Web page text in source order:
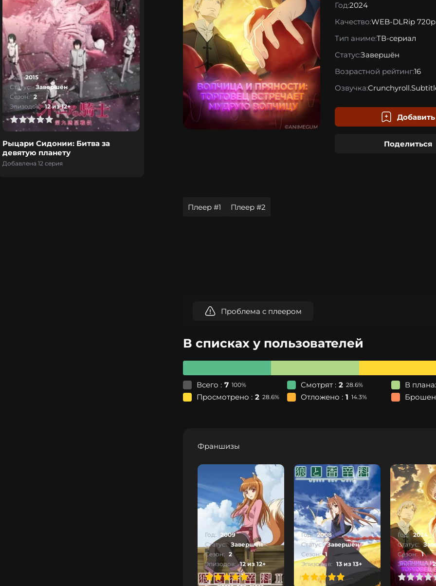
Год: 2015
Статус: Завершён
Сезон: 2
Эпизодов: 12 из 12+
Рыцари Сидонии: Битва за
девятую планету
Добавлена 12 серия
Год:2024
Качество:WEB-DLRip 720p
Тип аниме:ТВ-сериал
Статус:Завершён
Возрастной рейтинг:16
Озвучка:
Добавить
Поделиться
Плеер #1 Плеер #2
Проблема с плеером
В списках у пользователей
Всего : 7 100% Смотрят : 2 28.6%
В
Просмотрено : 2 28.6% Отложено : 1 14.3%
Франшизы
Год: 2009
Статус: Завершён
Сезон: 2
Эпизодов: 12 из 12+
Год: 2008
Статус: Завершён
Сезон: 1
Эпизодов: 13 из 13+
100 1 2 3 4
Год: 2024
Статус:
Сезон: 1
Эпизодов:
0 1 3